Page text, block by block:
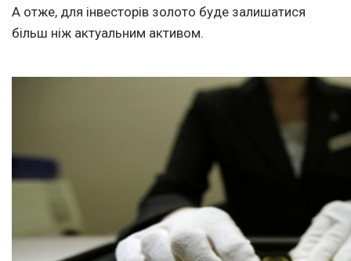
А отже, для інвесторів золото буде залишатися
більш ніж актуальним активом.